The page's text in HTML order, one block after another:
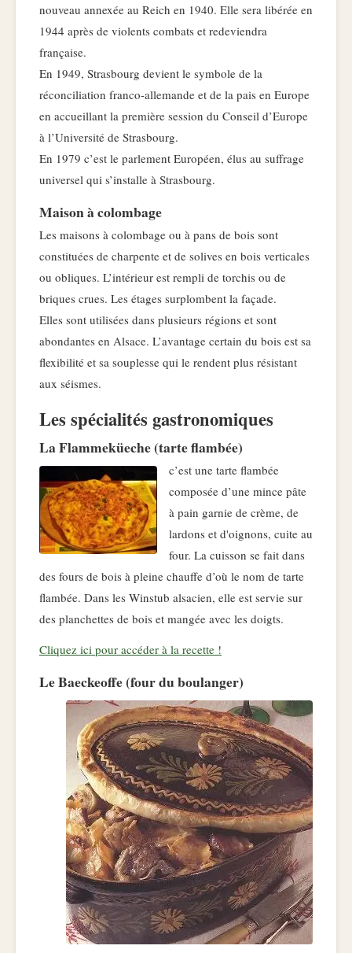
nouveau annexée au Reich en 1940. Elle sera libérée en
1944 après de violents combats et redeviendra
française.
En 1949, Strasbourg devient le symbole de la
réconciliation franco-allemande et de la pais en Europe
en accueillant la première session du Conseil d’Europe
à l’Université de Strasbourg.
En 1979 c’est le parlement Européen, élus au suffrage
universel qui s’installe à Strasbourg.
Maison à colombage
Les maisons à colombage ou à pans de bois sont
constituées de charpente et de solives en bois verticales
ou obliques. L’intérieur est rempli de torchis ou de
briques crues. Les étages surplombent la façade.
Elles sont utilisées dans plusieurs régions et sont
abondantes en Alsace. L’avantage certain du bois est sa
flexibilité et sa souplesse qui le rendent plus résistant
aux séismes.
Les spécialités gastronomiques
La Flammeküeche (tarte flambée)
c’est une tarte flambée
composée d’une mince pâte
à pain garnie de crème, de
lardons et d'oignons, cuite au
four. La cuisson se fait dans
des fours de bois à pleine chauffe d’où le nom de tarte
flambée. Dans les Winstub alsacien, elle est servie sur
des planchettes de bois et mangée avec les doigts.
Cliquez ici pour accéder à la recette !
Le Baeckeoffe (four du boulanger)